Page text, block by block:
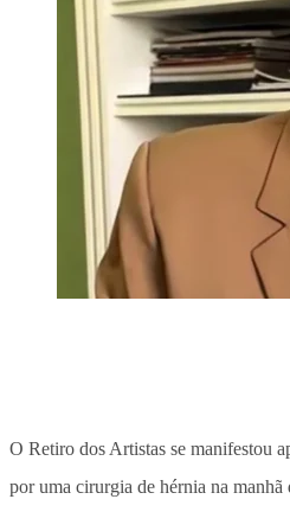
O Retiro dos Artistas se manifestou
por uma cirurgia de hérnia na manhã